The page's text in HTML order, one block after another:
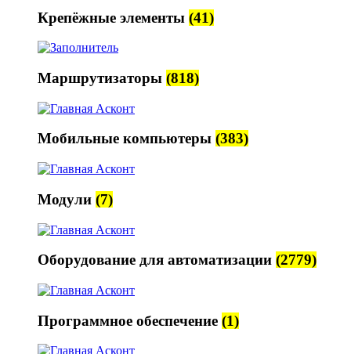
Крепёжные элементы (41)
Маршрутизаторы (818)
Мобильные компьютеры (383)
Модули (7)
Оборудование для автоматизации (2779)
Программное обеспечение (1)